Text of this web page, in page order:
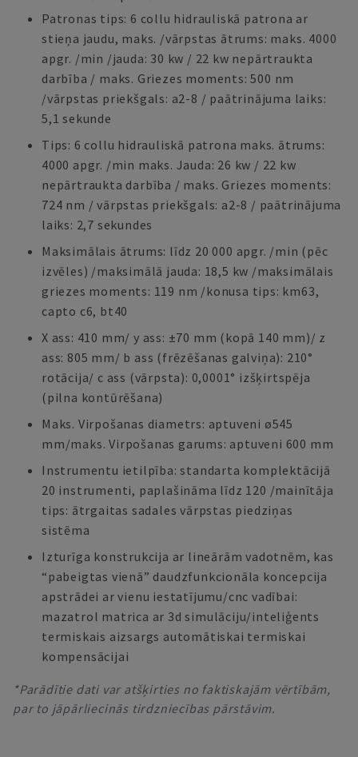
Patronas tips: 6 collu hidrauliskā patrona ar
stieņa jaudu, maks. /vārpstas ātrums: maks. 4000
apgr. /min /jauda: 30 kw / 22 kw nepārtraukta
darbība / maks. Griezes moments: 500 nm
/vārpstas priekšgals: a2-8 / paātrinājuma laiks:
5,1 sekunde
Tips: 6 collu hidrauliskā patrona maks. ātrums:
4000 apgr. /min maks. Jauda: 26 kw / 22 kw
nepārtraukta darbība / maks. Griezes moments:
724 nm / vārpstas priekšgals: a2-8 / paātrinājuma
laiks: 2,7 sekundes
Maksimālais ātrums: līdz 20 000 apgr. /min (pēc
izvēles) /maksimālā jauda: 18,5 kw /maksimālais
griezes moments: 119 nm /konusa tips: km63,
capto c6, bt40
X ass: 410 mm/ y ass: ±70 mm (kopā 140 mm)/ z
ass: 805 mm/ b ass (frēzēšanas galviņa): 210°
rotācija/ c ass (vārpsta): 0,0001° izšķirtspēja
(pilna kontūrēšana)
Maks. Virpošanas diametrs: aptuveni ø545
mm/maks. Virpošanas garums: aptuveni 600 mm
Instrumentu ietilpība: standarta komplektācijā
20 instrumenti, paplašināma līdz 120 /mainītāja
tips: ātrgaitas sadales vārpstas piedziņas
sistēma
Izturīga konstrukcija ar lineārām vadotnēm, kas
“pabeigtas vienā” daudzfunkcionāla koncepcija
apstrādei ar vienu iestatījumu/cnc vadībai:
mazatrol matrica ar 3d simulāciju/inteliģents
termiskais aizsargs automātiskai termiskai
kompensācijai
*Parādītie dati var atšķirties no faktiskajām vērtībām,
par to jāpārliecinās tirdzniecības pārstāvim.